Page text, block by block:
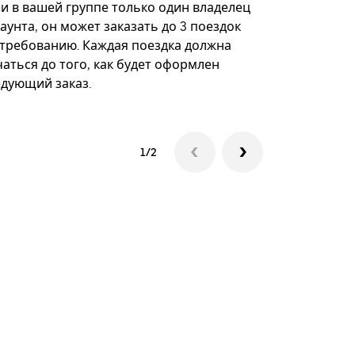
в вашей группе только один владелец
он может заказать до 3 поездок
Каждая поездка должна
до того, как будет оформлен
заказ.
1/2